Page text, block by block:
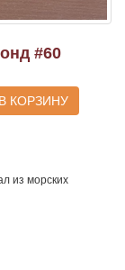
#60
из морских